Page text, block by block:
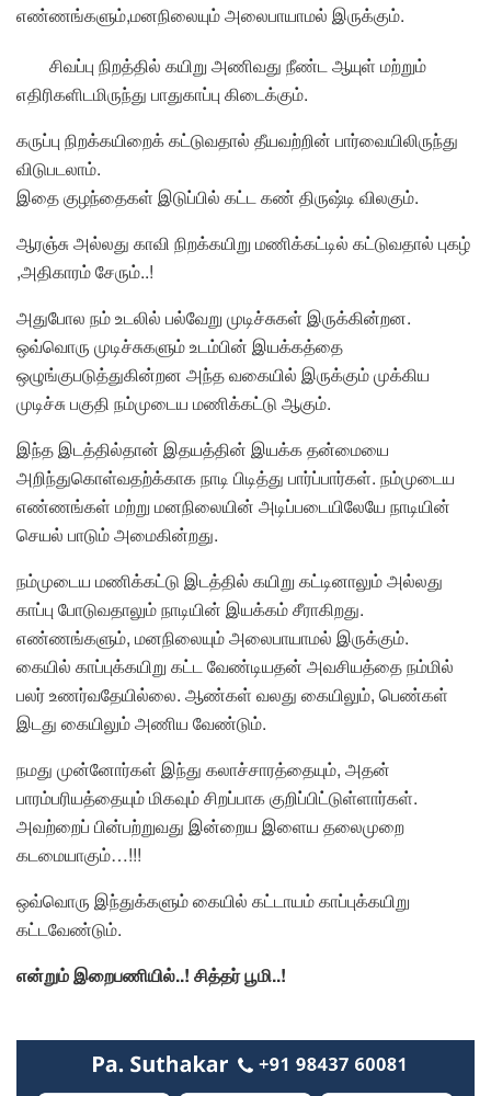
எண்ணங்களும்,மனநிலையும் அலைபாயாமல் இருக்கும்.
சிவப்பு நிறத்தில் கயிறு அணிவது நீண்ட ஆயுள் மற்றும்
எதிரிகளிடமிருந்து பாதுகாப்பு கிடைக்கும்.
கருப்பு நிறக்கயிறைக் கட்டுவதால் தீயவற்றின் பார்வையிலிருந்து
விடுபடலாம்.
இதை குழந்தைகள் இடுப்பில் கட்ட கண் திருஷ்டி விலகும்.
ஆரஞ்சு அல்லது காவி நிறக்கயிறு மணிக்கட்டில் கட்டுவதால் புகழ்
,அதிகாரம் சேரும்..!
அதுபோல நம் உடலில் பல்வேறு முடிச்சுகள் இருக்கின்றன.
ஒவ்வொரு முடிச்சுகளும் உடம்பின் இயக்கத்தை
ஒழுங்குபடுத்துகின்றன அந்த வகையில் இருக்கும் முக்கிய
முடிச்சு பகுதி நம்முடைய மணிக்கட்டு ஆகும்.
இந்த இடத்தில்தான் இதயத்தின் இயக்க தன்மையை
அறிந்துகொள்வதற்க்காக நாடி பிடித்து பார்ப்பார்கள். நம்முடைய
எண்ணங்கள் மற்று மனநிலையின் அடிப்படையிலேயே நாடியின்
செயல் பாடும் அமைகின்றது.
நம்முடைய மணிக்கட்டு இடத்தில் கயிறு கட்டினாலும் அல்லது
காப்பு போடுவதாலும் நாடியின் இயக்கம் சீராகிறது.
எண்ணங்களும், மனநிலையும் அலைபாயாமல் இருக்கும்.
கையில் காப்புக்கயிறு கட்ட வேண்டியதன் அவசியத்தை நம்மில்
பலர் உணர்வதேயில்லை. ஆண்கள் வலது கையிலும், பெண்கள்
இடது கையிலும் அணிய வேண்டும்.
நமது முன்னோர்கள் இந்து கலாச்சாரத்தையும், அதன்
பாரம்பரியத்தையும் மிகவும் சிறப்பாக குறிப்பிட்டுள்ளார்கள்.
அவற்றைப் பின்பற்றுவது இன்றைய இளைய தலைமுறை
கடமையாகும்…!!!
ஒவ்வொரு இந்துக்களும் கையில் கட்டாயம் காப்புக்கயிறு
கட்டவேண்டும்.
என்றும் இறைபணியில்..! சித்தர்பூமி..!